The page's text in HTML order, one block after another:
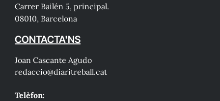
Carrer Bailén 5, principal.
08010, Barcelona
CONTACTA'NS
Joan Cascante Agudo
redaccio@diaritreball.cat
Telèfon: